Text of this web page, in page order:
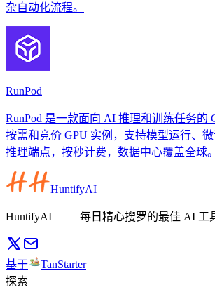
杂自动化流程。
RunPod
RunPod 是一款面向 AI 推理和训练任务的
按需和竞价 GPU 实例，支持模型运行、
推理端点，按秒计费，数据中心覆盖全球。
HuntifyAI
HuntifyAI —— 每日精心搜罗的最佳 AI 工
基于
TanStarter
探索